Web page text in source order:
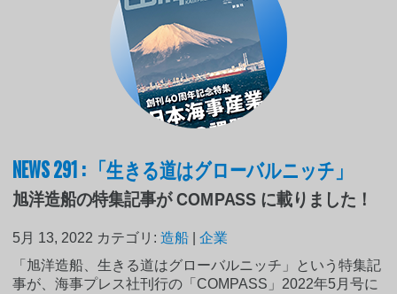
NEWS 291 : 「生きる道はグローバルニッチ」
旭洋造船の特集記事が COMPASS に載りました！
5月 13, 2022 カテゴリ:造船 |企業
「旭洋造船、生きる道はグローバルニッチ」という特集記
事が、海事プレス社刊行の「COMPASS」2022年5月号に